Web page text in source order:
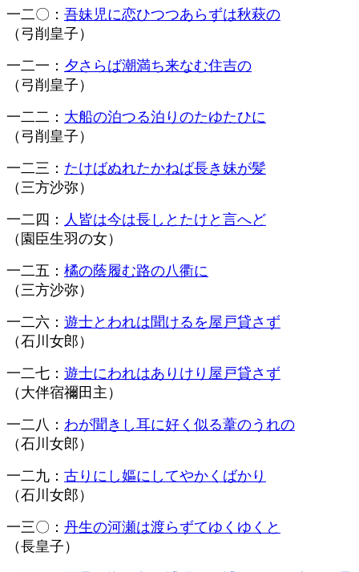
一二〇： 吾妹児に恋ひつつあらずは秋萩の
（弓削皇子）
一二一： 夕さらば潮満ち来なむ住吉の
（弓削皇子）
一二二： 大船の泊つる泊りのたゆたひに
（弓削皇子）
一二三： たけばぬれたかねば長き妹が髪
（三方沙弥）
一二四： 人皆は今は長しとたけと言へど
（園臣生羽の女）
一二五： 橘の蔭履む路の八衢に
（三方沙弥）
一二六： 遊士とわれは聞けるを屋戸貸さず
（石川女郎）
一二七： 遊士にわれはありけり屋戸貸さず
（大伴宿禰田主）
一二八： わが聞きし耳に好く似る葦のうれの
（石川女郎）
一二九： 古りにし嫗にしてやかくばかり
（石川女郎）
一三〇： 丹生の河瀬は渡らずてゆくゆくと
（長皇子）